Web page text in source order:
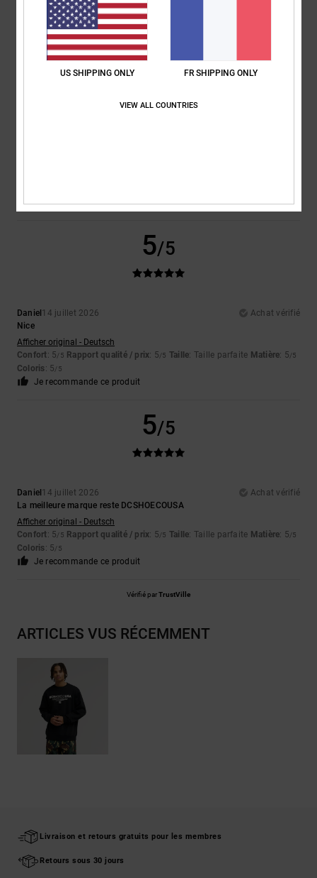
100% de nos clients recommandent ce produit
Confort
5.0
5/5
Daniel 14 juillet 2026
Achat vérifié
Nice
Afficher original - Deutsch
Confort: 5/5 Rapport qualité / prix: 5/5 Taille: Taille parfaite Matière: 5/5
Coloris: 5/5
Je recommande ce produit
5/5
Daniel 14 juillet 2026
Achat vérifié
La meilleure marque reste DCSHOECOUSA
Afficher original - Deutsch
Confort: 5/5 Rapport qualité / prix: 5/5 Taille: Taille parfaite Matière: 5/5
Coloris: 5/5
Je recommande ce produit
Vérifié parTrustVille
ARTICLES VUS RÉCEMMENT
Livraison et retours gratuits pour les membres
Retours sous 30 jours
US SHIPPING ONLY FR SHIPPING ONLY
VIEW ALL COUNTRIES